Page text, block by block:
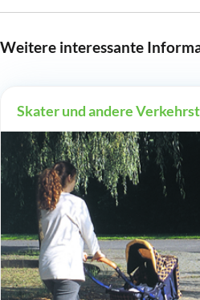
Weitere interessante
Skater und andere